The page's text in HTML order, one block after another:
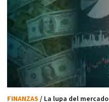
FINANZAS / La lupa del mercado